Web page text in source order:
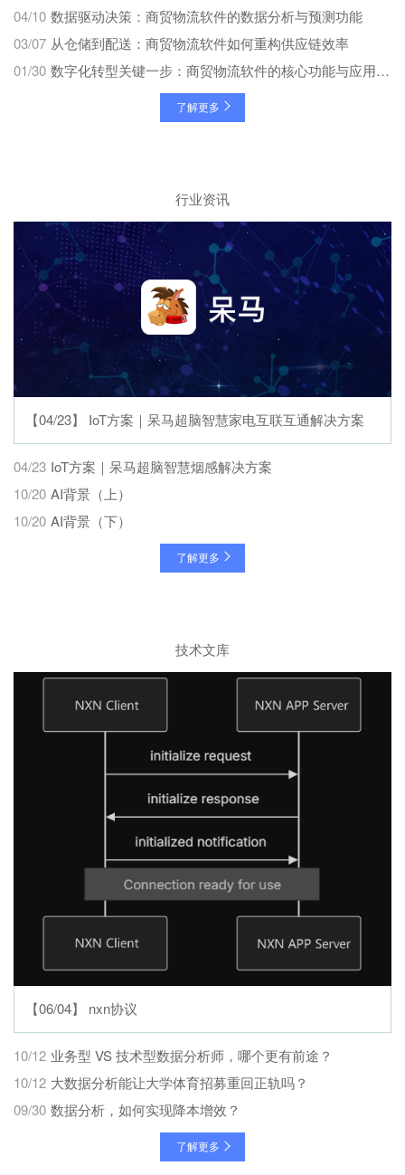
04/10 数据驱动决策：商贸物流软件的数据分析与预测功能
03/07 从仓储到配送：商贸物流软件如何重构供应链效率
01/30 数字化转型关键一步：商贸物流软件的核心功能与应用场景
了解更多
行业资讯
【04/23】 IoT⽅案｜呆马超脑智慧家电互联互通解决⽅案
04/23 IoT⽅案｜呆马超脑智慧烟感解决⽅案
10/20 AI背景（上）
10/20 AI背景（下）
了解更多
技术文库
【06/04】 nxn协议
10/12 业务型 VS 技术型数据分析师，哪个更有前途？
10/12 大数据分析能让大学体育招募重回正轨吗？
09/30 数据分析，如何实现降本增效？
了解更多